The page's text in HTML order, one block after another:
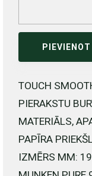
PIEVIENOT
TOUCH
PIERAKSTU
MATERIĀLS,
PAPĪRA
IZMĒRS MM: